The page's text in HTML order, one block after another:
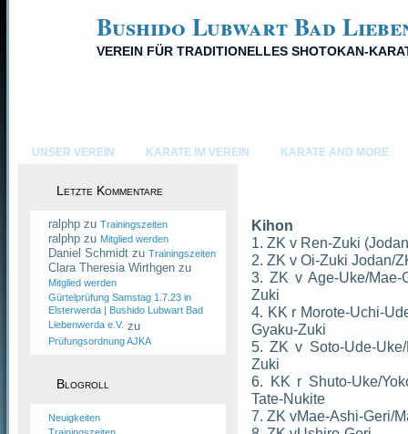
Bushido Lubwart Bad
VEREIN FÜR TRADITIONELLES SHOTOKAN-
UNSER VEREIN KARATE IM VEREIN KARATE AND MORE
Letzte Kommentare
ralphp zu Trainingszeiten
ralphp zu Mitglied werden
Daniel Schmidt zu Trainingszeiten
Clara Theresia Wirthgen zu
Mitglied werden
Gürtelprüfung Samstag 1.7.23 in
Elsterwerda | Bushido Lubwart Bad
Liebenwerda e.V. zu
Prüfungsordnung AJKA
Blogroll
Neuigkeiten
Kihon
1. ZK v Ren-Zuki
2. ZK v Oi-Zuki Jodan/
3. ZK v Age-Uke/Mae-
Zuki
4. KK r Morote-Uchi-
Gyaku-Zuki
5. ZK v Soto-Ude-Uke/
Zuki
6. KK r Shuto-Uke/
Tate-Nukite
7. ZK vMae-Ashi-Geri/